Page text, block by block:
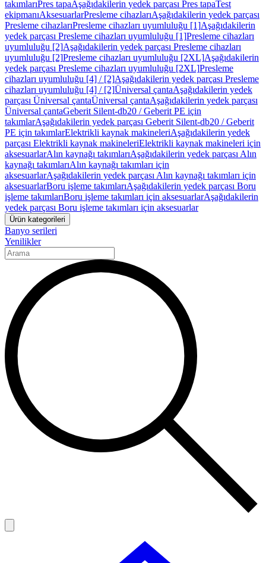
takımlarıPres tapaAşağıdakilerin yedek parçası Pres tapaTest
ekipmanıAksesuarlarPresleme cihazlarıAşağıdakilerin yedek parçası
Presleme cihazlarıPresleme cihazları uyumluluğu [1]Aşağıdakilerin
yedek parçası Presleme cihazları uyumluluğu [1]Presleme cihazları
uyumluluğu [2]Aşağıdakilerin yedek parçası Presleme cihazları
uyumluluğu [2]Presleme cihazları uyumluluğu [2XL]Aşağıdakilerin
yedek parçası Presleme cihazları uyumluluğu [2XL]Presleme
cihazları uyumluluğu [4] / [2]Aşağıdakilerin yedek parçası Presleme
cihazları uyumluluğu [4] / [2]Üniversal çantaAşağıdakilerin yedek
parçası Üniversal çantaÜniversal çantaAşağıdakilerin yedek parçası
Üniversal çantaGeberit Silent-db20 / Geberit PE için
takımlarAşağıdakilerin yedek parçası Geberit Silent-db20 / Geberit
PE için takımlarElektrikli kaynak makineleriAşağıdakilerin yedek
parçası Elektrikli kaynak makineleriElektrikli kaynak makineleri için
aksesuarlarAlın kaynağı takımlarıAşağıdakilerin yedek parçası Alın
kaynağı takımlarıAlın kaynağı takımları için
aksesuarlarAşağıdakilerin yedek parçası Alın kaynağı takımları için
aksesuarlarBoru işleme takımlarıAşağıdakilerin yedek parçası Boru
işleme takımlarıBoru işleme takımları için aksesuarlarAşağıdakilerin
yedek parçası Boru işleme takımları için aksesuarlar
Ürün kategorileri
Banyo serileri
Yenilikler